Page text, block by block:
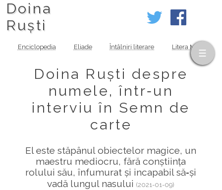
Doina
Ruști
Enciclopedia Eliade Întâlniri literare Litera MOV
Doina Ruști despre
numele, într‑un
interviu în Semn de
carte
El este stăpânul obiectelor magice, un
maestru mediocru, fără conștiința
rolului său, înfumurat și incapabil să‑și
vadă lungul nasului(2021-01-09)